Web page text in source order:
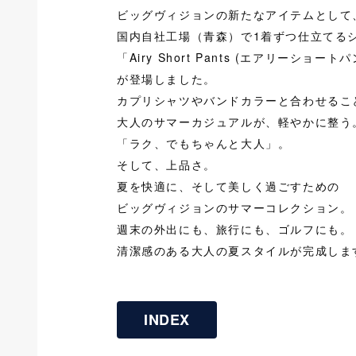
ビッグヴィジョンの新たなアイテムとして、
国内自社工場（青森）で1着ずつ仕立てる
「Airy Short Pants (エアリーショートパ
が登場しました。
カプリシャツやバンドカラーと合わせるこ
大人のサマーカジュアルが、軽やかに整う
「ラク、でもちゃんと大人」。
そして、上品さ。
夏を快適に、そして美しく過ごすための
ビッグヴィジョンのサマーコレクション。
週末の外出にも、旅行にも、ゴルフにも。
清潔感のある大人の夏スタイルが完成しま
INDEX